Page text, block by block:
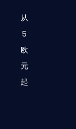
从
5
欧
元
起